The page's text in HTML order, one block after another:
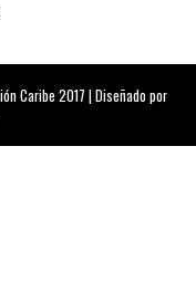
Caribe 2017 | Diseñado por